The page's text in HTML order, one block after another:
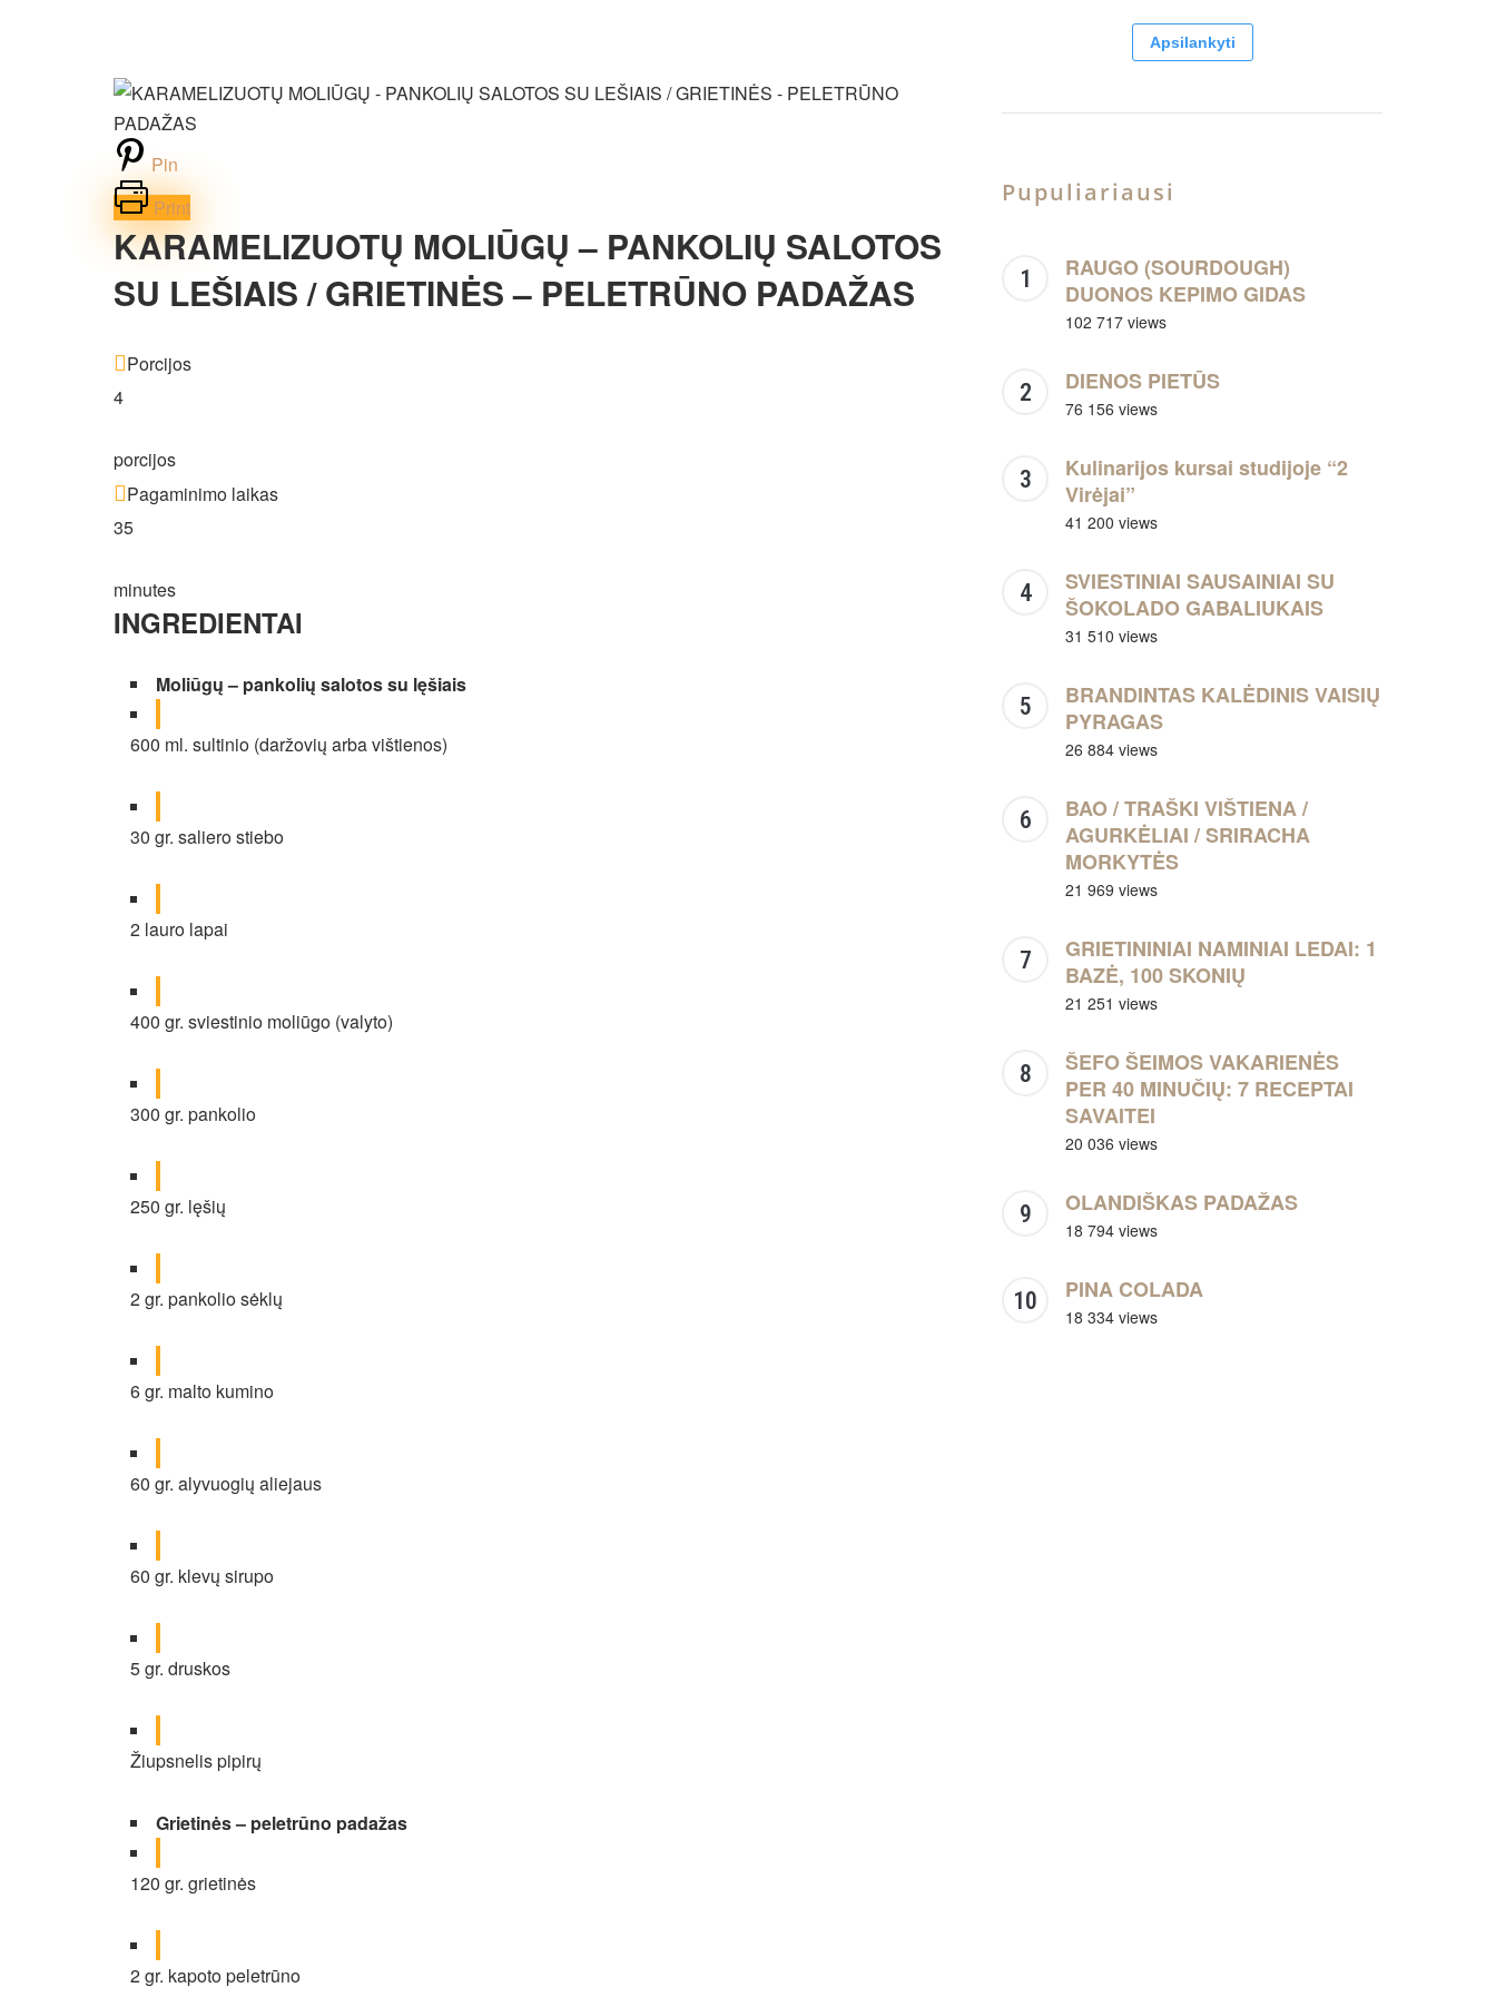
Pin
Print
KARAMELIZUOTŲ MOLIŪGŲ – PANKOLIŲ SALOTOS
SU LEŠIAIS / GRIETINĖS – PELETRŪNO PADAŽAS
Porcijos
4
porcijos
Pagaminimo laikas
35
minutes
INGREDIENTAI
Moliūgų – pankolių salotos su lęšiais
600 ml. sultinio (daržovių arba vištienos)
30 gr. saliero stiebo
2 lauro lapai
400 gr. sviestinio moliūgo (valyto)
300 gr. pankolio
250 gr. lęšių
2 gr. pankolio sėklų
6 gr. malto kumino
60 gr. alyvuogių aliejaus
60 gr. klevų sirupo
5 gr. druskos
Žiupsnelis pipirų
Grietinės – peletrūno padažas
120 gr. grietinės
2 gr. kapoto peletrūno
Apsilankyti
Pupuliariausi
RAUGO (SOURDOUGH)
DUONOS KEPIMO GIDAS
102 717 views
DIENOS PIETŪS
76 156 views
Kulinarijos kursai studijoje “2
Virėjai”
41 200 views
SVIESTINIAI SAUSAINIAI SU
ŠOKOLADO GABALIUKAIS
31 510 views
BRANDINTAS KALĖDINIS VAISIŲ
PYRAGAS
26 884 views
BAO / TRAŠKI VIŠTIENA /
AGURKĖLIAI / SRIRACHA
MORKYTĖS
21 969 views
GRIETININIAI NAMINIAI LEDAI: 1
BAZĖ, 100 SKONIŲ
21 251 views
ŠEFO ŠEIMOS VAKARIENĖS
PER 40 MINUČIŲ: 7 RECEPTAI
SAVAITEI
20 036 views
OLANDIŠKAS PADAŽAS
18 794 views
PINA COLADA
18 334 views